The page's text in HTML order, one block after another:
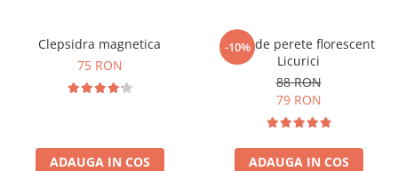
Clepsidra magnetica
75 RON
ADAUGA IN COS
-10%
Ceas de perete florescent
Licurici
88 RON
79 RON
ADAUGA IN COS